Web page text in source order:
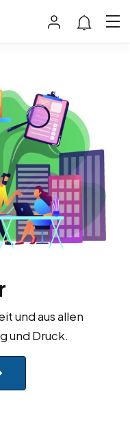
und aus allen
und Druck.